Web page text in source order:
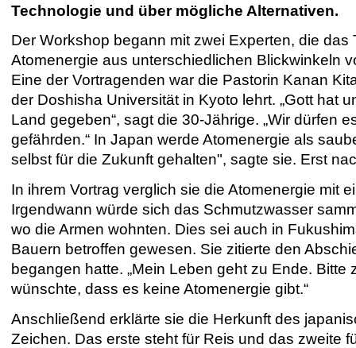
Technologie und über mögliche Alternativen.
Der Workshop begann mit zwei Experten, die das
Atomenergie aus unterschiedlichen Blickwinkeln
Eine der Vortragenden war die Pastorin Kanan
der Doshisha Universität in Kyoto lehrt. „Gott hat
Land gegeben“, sagt die 30-Jährige. „Wir dürfen
gefährden.“ In Japan werde Atomenergie als
selbst für die Zukunft gehalten", sagte sie. Erst
In ihrem Vortrag verglich sie die Atomenergie mit
Irgendwann würde sich das Schmutzwasser
wo die Armen wohnten. Dies sei auch in
Bauern betroffen gewesen. Sie zitierte den
begangen hatte. „Mein Leben geht zu Ende. Bitte
wünschte, dass es keine Atomenergie gibt.“
Anschließend erklärte sie die Herkunft des
Zeichen. Das erste steht für Reis und das zweite